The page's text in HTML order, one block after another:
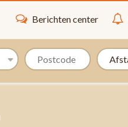
Berichten center